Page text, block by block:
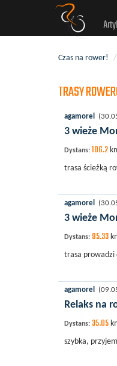
Czas na rower! /
TRASY
agamorel
3 wieże
Dystans: 106.2
trasa ścieżką
agamorel
3 wieże
Dystans: 95.33
trasa prowadzi
agamorel
Relaks na
Dystans: 35.05
szybka,